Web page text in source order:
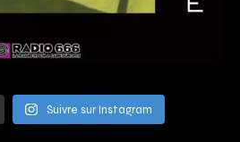
Suivre sur Instagram